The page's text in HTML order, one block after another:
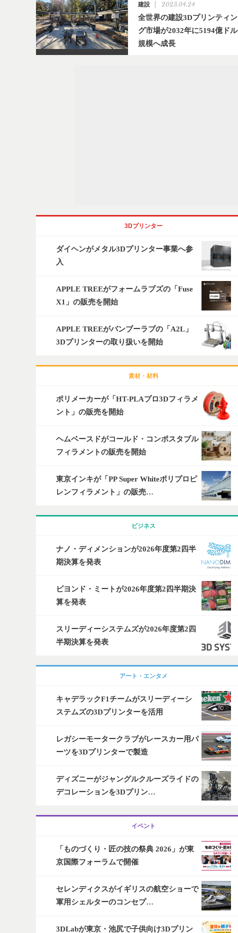
建設 2023.04.24
全世界の建設3Dプリンティン
グ市場が2032年に5194億ドル
規模へ成長
3Dプリンター
ダイヘンがメタル3Dプリンター事業へ参
入
APPLE TREEがフォームラブズの「Fuse
X1」の販売を開始
APPLE TREEがバンブーラブの「A2L」
3Dプリンターの取り扱いを開始
素材・材料
ポリメーカーが「HT-PLAプロ3Dフィラメ
ント」の販売を開始
ヘムベースドがコールド・コンポスタブル
フィラメントの販売を開始
東京インキが「PP Super Whiteポリプロピ
レンフィラメント」の販売…
ビジネス
ナノ・ディメンションが2026年度第2四半
期決算を発表
ビヨンド・ミートが2026年度第2四半期決
算を発表
スリーディーシステムズが2026年度第2四
半期決算を発表
アート・エンタメ
キャデラックF1チームがスリーディーシ
ステムズの3Dプリンターを活用
レガシーモータークラブがレースカー用パ
ーツを3Dプリンターで製造
ディズニーがジャングルクルーズライドの
デコレーションを3Dプリン…
イベント
「ものづくり・匠の技の祭典 2026」が東
京国際フォーラムで開催
セレンディクスがイギリスの航空ショーで
軍用シェルターのコンセプ…
3DLabが東京・池尻で子供向け3Dプリン